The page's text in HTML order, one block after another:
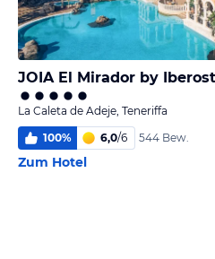
JOIA El Mirador by
La Caleta de Adeje, Teneriffa
100% 6,0/6 544 Bew.
Zum Hotel